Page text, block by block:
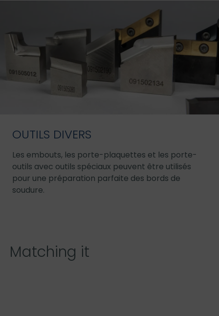
OUTILS DIVERS
Les embouts, les porte-plaquettes et les porte-
outils avec outils spéciaux peuvent être utilisés
pour une préparation parfaite des bords de
soudure.
Matching it